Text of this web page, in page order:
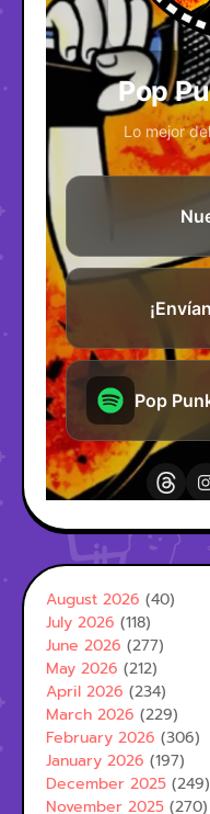
August 2026 (40)
July 2026 (118)
June 2026 (277)
May 2026 (212)
April 2026 (234)
March 2026 (229)
February 2026 (306)
January 2026 (197)
December 2025 (249)
November 2025 (270)